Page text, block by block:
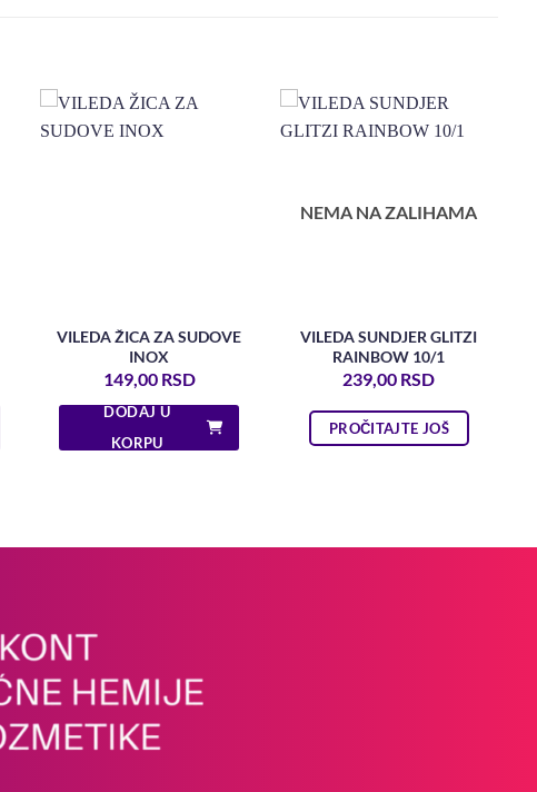
VILEDA ŽICA ZA SUDOVE
INOX
149,00 RSD
DODAJ U
KORPU
NEMA NA ZALIHAMA
VILEDA SUNDJER GLITZI
RAINBOW 10/1
239,00 RSD
PROČITAJTE JOŠ